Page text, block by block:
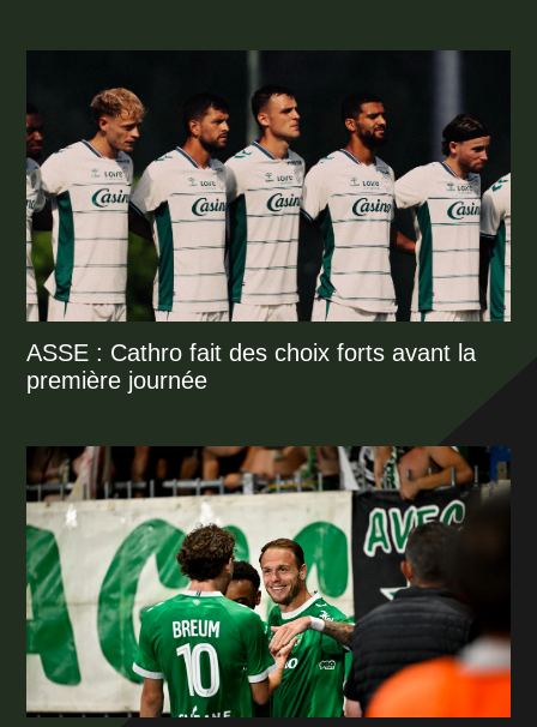
ASSE : Cathro fait des choix forts avant la
première journée